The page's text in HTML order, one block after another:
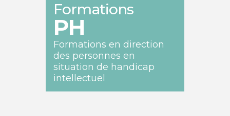
Formations
PH
Formations en direction
des personnes en
situation de handicap
intellectuel